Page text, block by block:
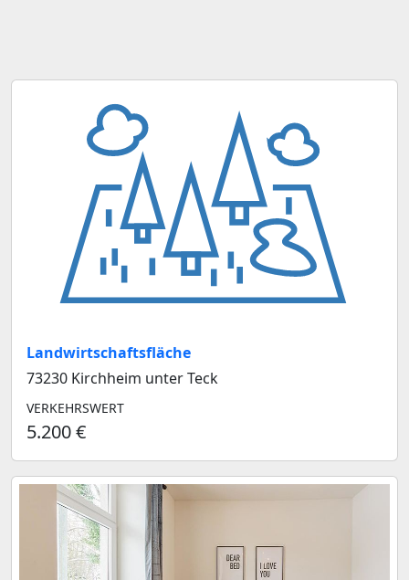
Landwirtschaftsfläche
73230 Kirchheim unter Teck
VERKEHRSWERT
5.200 €